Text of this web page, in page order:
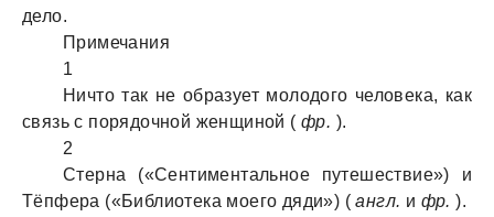
дело.
Примечания
1
Ничто так не образует молодого человека, как
связь с порядочной женщиной ( фр. ).
2
Стерна («Сентиментальное путешествие») и
Тёпфера («Библиотека моего дяди») (англ. и фр.).